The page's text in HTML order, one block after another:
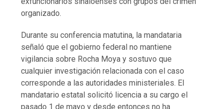
organizado.
Durante su conferencia matutina, la mandataria
señaló que el gobierno federal no mantiene
vigilancia sobre Rocha Moya y sostuvo que
cualquier investigación relacionada con el caso
corresponde a las autoridades ministeriales. El
mandatario estatal solicitó licencia a su cargo el
pasado 1 de mayo y desde entonces no ha